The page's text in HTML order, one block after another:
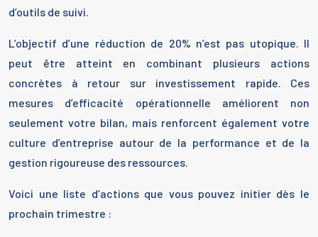
d’outils de suivi.
L’objectif d’une réduction de 20% n’est pas utopique. Il
peut être atteint en combinant plusieurs actions
concrètes à retour sur investissement rapide. Ces
mesures d’efficacité opérationnelle améliorent non
seulement votre bilan, mais renforcent également votre
culture d’entreprise autour de la performance et de la
gestion rigoureuse des ressources.
Voici une liste d’actions que vous pouvez initier dès le
prochain trimestre :